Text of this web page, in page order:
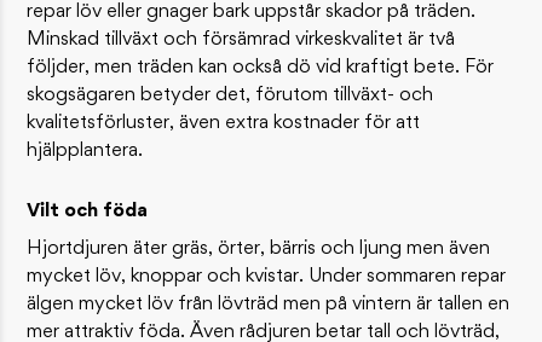
repar löv eller gnager bark uppstår skador på träden.
Minskad tillväxt och försämrad virkeskvalitet är två
följder, men träden kan också dö vid kraftigt bete. För
skogsägaren betyder det, förutom tillväxt- och
kvalitetsförluster, även extra kostnader för att
hjälpplantera.
Vilt och föda
Hjortdjuren äter gräs, örter, bärris och ljung men även
mycket löv, knoppar och kvistar. Under sommaren repar
älgen mycket löv från lövträd men på vintern är tallen en
mer attraktiv föda. Även rådjuren betar tall och lövträd,